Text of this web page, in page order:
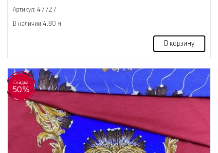
Артикул: 47727
В наличии 4.80 м
В корзину
Скидка
50%